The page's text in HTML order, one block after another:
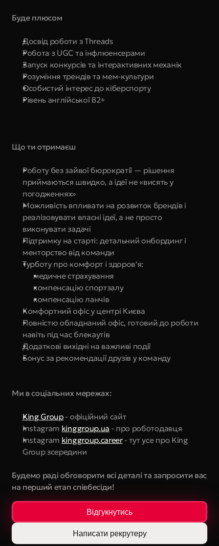
Буде плюсом
Досвід роботи з Threads
Робота з UGC та інфлюенсерами
Запуск конкурсів та інтерактивних механік
Розуміння трендів та мем-культури
Особистий інтерес до кіберспорту
Рівень англійської B2+
Що ти отримаєш
Роботу без зайвої бюрократії — рішення
приймаються швидко, а ідеї не «висять у
погодженнях»
Можливість впливати на розвиток брендів і
реалізовувати власні ідеї, а не просто
виконувати задачі
Підтримку на старті: детальний онбординг і
менторство від команди
Турботу про комфорт і здоров’я:
медичне страхування
компенсацію спортзалу
компенсацію ланчів
Комфортний офіс у центрі Києва
Повністю обладнаний офіс, готовий до роботи
навіть під час блекаутів
Додаткові вихідні на важливі події
Бонус за рекомендації друзів у команду
Ми в соціальних мережах:
King Group - офіційний сайт
Instagram kinggroup.ua - про роботодавця
Instagram kinggroup.career - тут усе про King
Group зсередини
Будемо раді обговорити всі деталі та запросити вас
на перший етап співбесіди!
Відгукнутись
Написати рекрутеру